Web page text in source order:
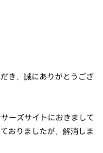
き、誠にありがとうござ
ーズサイトにおきまして
おりましたが、解消しま